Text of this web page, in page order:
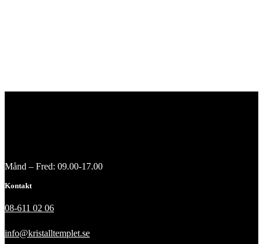
Månd – Fred: 09.00-17.00
Kontakt
08-611 02 06
info@kristalltemplet.se